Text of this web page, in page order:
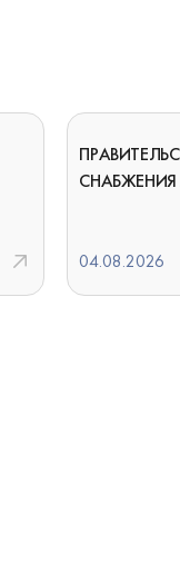
04.08.2026